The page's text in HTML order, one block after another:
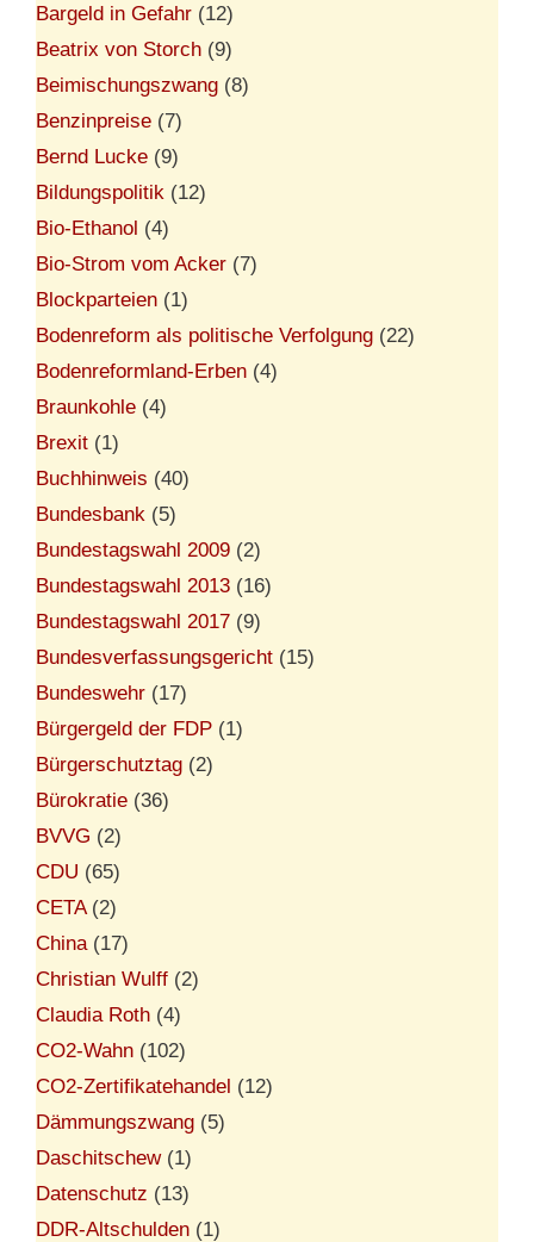
Bargeld in Gefahr (12)
Beatrix von Storch (9)
Beimischungszwang (8)
Benzinpreise (7)
Bernd Lucke (9)
Bildungspolitik (12)
Bio-Ethanol (4)
Bio-Strom vom Acker (7)
Blockparteien (1)
Bodenreform als politische Verfolgung (22)
Bodenreformland-Erben (4)
Braunkohle (4)
Brexit (1)
Buchhinweis (40)
Bundesbank (5)
Bundestagswahl 2009 (2)
Bundestagswahl 2013 (16)
Bundestagswahl 2017 (9)
Bundesverfassungsgericht (15)
Bundeswehr (17)
Bürgergeld der FDP (1)
Bürgerschutztag (2)
Bürokratie (36)
BVVG (2)
CDU (65)
CETA(2)
China(17)
Christian Wulff (2)
Claudia Roth (4)
CO2-Wahn (102)
CO2-Zertifikatehandel (12)
Dämmungszwang (5)
Daschitschew(1)
Datenschutz (13)
DDR-Altschulden (1)